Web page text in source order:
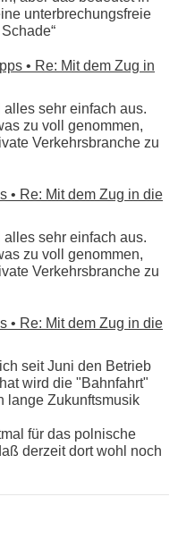
unterbrechungsfreie
• Re: Mit dem Zug in
sehr einfach aus.
zu voll genommen,
Verkehrsbranche zu
• Re: Mit dem Zug in die
sehr einfach aus.
zu voll genommen,
Verkehrsbranche zu
• Re: Mit dem Zug in die
seit Juni den Betrieb
wird die "Bahnfahrt"
lange Zukunftsmusik
für das polnische
derzeit dort wohl noch